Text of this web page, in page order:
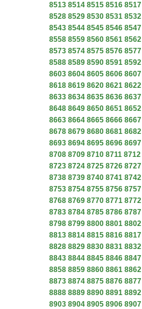
8513 8514 8515 8516 8517
8528 8529 8530 8531 8532
8543 8544 8545 8546 8547
8558 8559 8560 8561 8562
8573 8574 8575 8576 8577
8588 8589 8590 8591 8592
8603 8604 8605 8606 8607
8618 8619 8620 8621 8622
8633 8634 8635 8636 8637
8648 8649 8650 8651 8652
8663 8664 8665 8666 8667
8678 8679 8680 8681 8682
8693 8694 8695 8696 8697
8708 8709 8710 8711 8712
8723 8724 8725 8726 8727
8738 8739 8740 8741 8742
8753 8754 8755 8756 8757
8768 8769 8770 8771 8772
8783 8784 8785 8786 8787
8798 8799 8800 8801 8802
8813 8814 8815 8816 8817
8828 8829 8830 8831 8832
8843 8844 8845 8846 8847
8858 8859 8860 8861 8862
8873 8874 8875 8876 8877
8888 8889 8890 8891 8892
8903 8904 8905 8906 8907